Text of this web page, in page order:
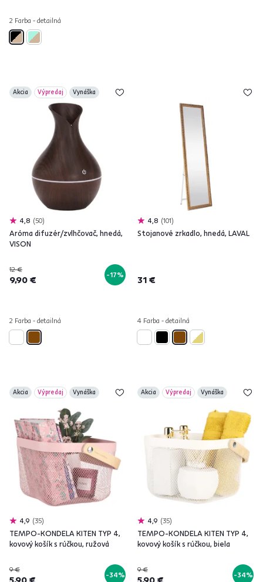
2 Farba - detailná
Akcia Výpredaj Vynáška
4,8 50
Aróma difuzér/zvlhčovač, hnedá,
VISON
12 €
9,90 € -17%
2 Farba - detailná
4,8 101
Stojanové zrkadlo, hnedá, LAVAL
31 €
4 Farba - detailná
Akcia Výpredaj Vynáška
4,9 35
TEMPO-KONDELA KITEN TYP 4,
kovový košík s rúčkou, ružová
9 €
5,90 € -34%
Akcia Výpredaj Vynáška
4,9 35
TEMPO-KONDELA KITEN TYP 4,
kovový košík s rúčkou, biela
9 €
5,90 € -34%